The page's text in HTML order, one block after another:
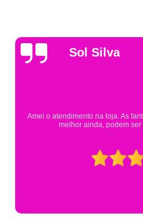
Gsutavo
Pesquisei em mais de 20 lojas e
Eureka. Cheguei praticamente no
mesmo assim fui